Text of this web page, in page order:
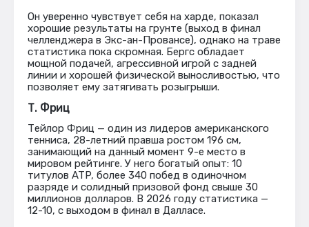
Он уверенно чувствует себя на харде, показал
хорошие результаты на грунте (выход в финал
челленджера в Экс-ан-Провансе), однако на траве
статистика пока скромная. Бергс обладает
мощной подачей, агрессивной игрой с задней
линии и хорошей физической выносливостью, что
позволяет ему затягивать розыгрыши.
Т. Фриц
Тейлор Фриц — один из лидеров американского
тенниса, 28-летний правша ростом 196 см,
занимающий на данный момент 9-е место в
мировом рейтинге. У него богатый опыт: 10
титулов ATP, более 340 побед в одиночном
разряде и солидный призовой фонд свыше 30
миллионов долларов. В 2026 году статистика —
12-10, с выходом в финал в Далласе.